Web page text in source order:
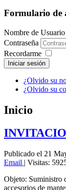
Formulario de
Nombre de Usuario
Contraseña
Recordarme
Iniciar sesión
¿Olvido su
¿Olvido su
Inicio
Publicado el 21
Email | Visitas:
Objeto: Suministro
accesorios de